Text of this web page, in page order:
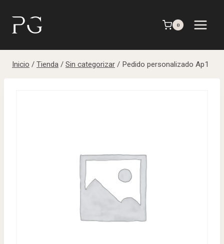
contenido
0
Inicio / Tienda / Sin categorizar / Pedido personalizado Ap1